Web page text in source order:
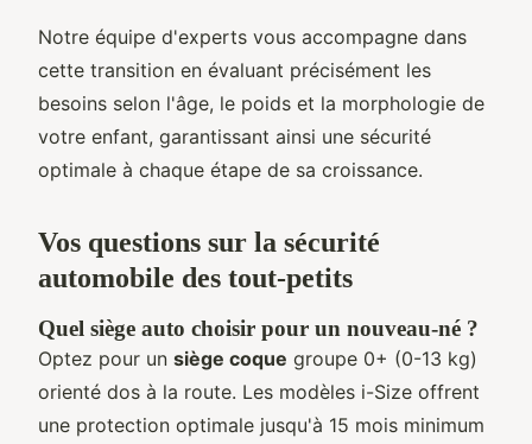
Notre équipe d'experts vous accompagne dans
cette transition en évaluant précisément les
besoins selon l'âge, le poids et la morphologie de
votre enfant, garantissant ainsi une sécurité
optimale à chaque étape de sa croissance.
Vos questions sur la sécurité
automobile des tout-petits
Quel siège auto choisir pour un nouveau-né ?
Optez pour un siège coque groupe 0+ (0-13 kg)
orienté dos à la route. Les modèles i-Size offrent
une protection optimale jusqu'à 15 mois minimum